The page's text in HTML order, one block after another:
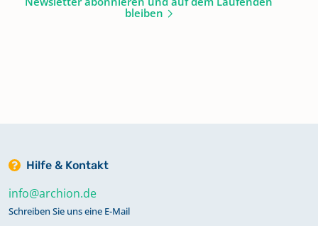
bleiben
Hilfe & Kontakt
info@archion.de
Schreiben Sie uns eine E-Mail